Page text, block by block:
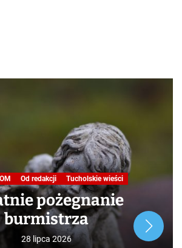
Od redakcji Tucholskie wieści
pożegnanie
burmistrza
28 lipca 2026